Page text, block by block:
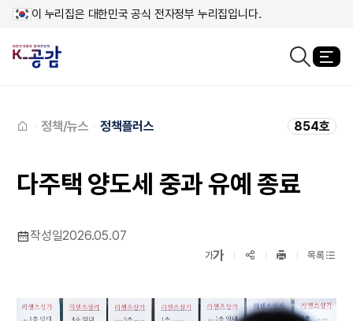
이 누리집은 대한민국 공식 전자정부 누리집입니다.
정책/뉴스 정책플러스 854호
다주택 양도세 중과 유예 종료
작성일2026.05.07
가축소보기
가확대보기SNS공유
프린트
목록